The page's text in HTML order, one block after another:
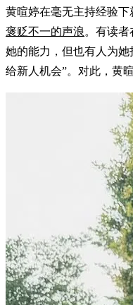
黄暄婷在毫无主持经验下
褒贬不一的声浪。有读者
她的能力，但也有人为
给新人机会”。对此，黄